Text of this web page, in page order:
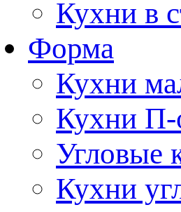
Кухни в
Форма
Кухни
Кухни П-
Угловые
Кухни